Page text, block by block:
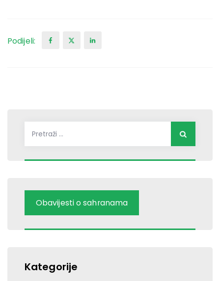
Podijeli:
Obavijesti o sahranama
Kategorije